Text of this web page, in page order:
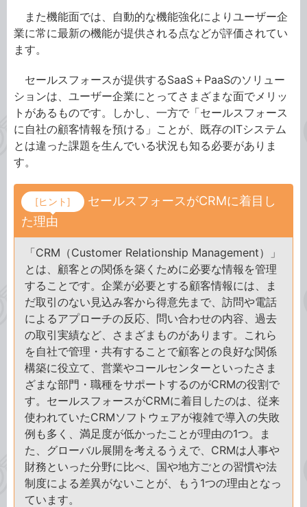
また機能面では、自動的な機能強化によりユーザー企
業に常に最新の機能が提供される点などが評価されてい
ます。
セールスフォースが提供するSaaS＋PaaSのソリュー
ションは、ユーザー企業にとってさまざまな面でメリッ
トがあるものです。しかし、一方で「セールスフォース
に自社の顧客情報を預ける」ことが、既存のITシステム
とは違った課題を生んでいる状況も知る必要がありま
す。
[ヒント]
セールスフォースがCRMに着目し
た理由
「CRM（Customer Relationship Management）」
とは、顧客との関係を築くために必要な情報を管理
することです。企業が必要とする顧客情報には、ま
だ取引のない見込み客から得意先まで、訪問や電話
によるアプローチの反応、問い合わせの内容、過去
の取引実績など、さまざまものがあります。これら
を自社で管理・共有することで顧客との良好な関係
構築に役立て、営業やコールセンターといったさま
ざまな部門・職種をサポートするのがCRMの役割で
す。セールスフォースがCRMに着目したのは、従来
使われていたCRMソフトウェアが複雑で導入の失敗
例も多く、満足度が低かったことが理由の1つ。ま
た、グローバル展開を考えるうえで、CRMは人事や
財務といった分野に比べ、国や地方ごとの習慣や法
制度による差異がないことが、もう1つの理由となっ
ています。